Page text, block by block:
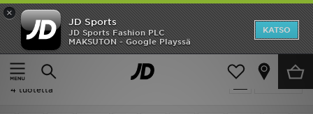
×
JD Sports
JD Sports Fashion PLC
MAKSUTON - Google Playssä
KATSO
Etusivu
Nike React
Suodata
Nike React
4 tuotetta
Etusivu
Ale
Uutuudet